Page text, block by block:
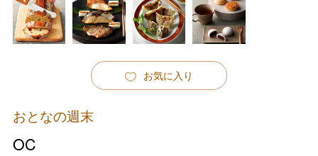
お気に入り
おとなの週末
OC